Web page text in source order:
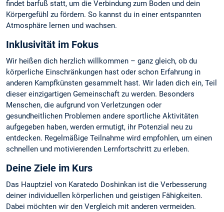
findet barfuß statt, um die Verbindung zum Boden und dein
Körpergefühl zu fördern. So kannst du in einer entspannten
Atmosphäre lernen und wachsen.
Inklusivität im Fokus
Wir heißen dich herzlich willkommen – ganz gleich, ob du
körperliche Einschränkungen hast oder schon Erfahrung in
anderen Kampfkünsten gesammelt hast. Wir laden dich ein, Teil
dieser einzigartigen Gemeinschaft zu werden. Besonders
Menschen, die aufgrund von Verletzungen oder
gesundheitlichen Problemen andere sportliche Aktivitäten
aufgegeben haben, werden ermutigt, ihr Potenzial neu zu
entdecken. Regelmäßige Teilnahme wird empfohlen, um einen
schnellen und motivierenden Lernfortschritt zu erleben.
Deine Ziele im Kurs
Das Hauptziel von Karatedo Doshinkan ist die Verbesserung
deiner individuellen körperlichen und geistigen Fähigkeiten.
Dabei möchten wir den Vergleich mit anderen vermeiden.